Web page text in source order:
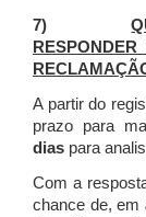
7)
A partir do
prazo para
dias para
Com a
chance de, em